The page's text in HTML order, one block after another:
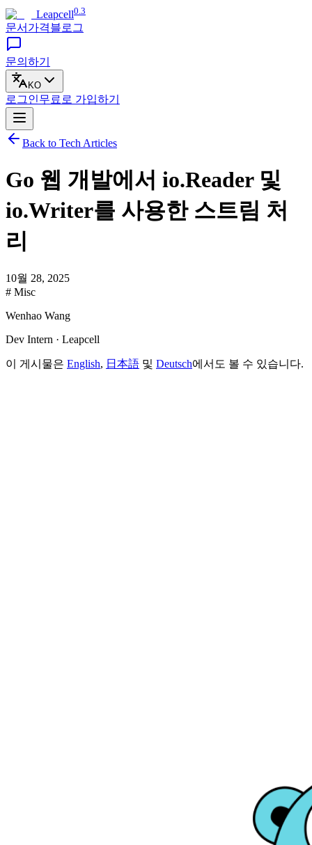
Leapcell0.3
문서 가격블로그
문의하기
KO
로그인무료로 가입하기
Back to Tech Articles
Go 웹 개발에서 io.Reader 및
io.Writer를 사용한 스트림 처
리
10월 28, 2025
# Misc
Wenhao Wang
Dev Intern · Leapcell
이 게시물은 English, 日本語 및 Deutsch에서도 볼 수 있습니다.